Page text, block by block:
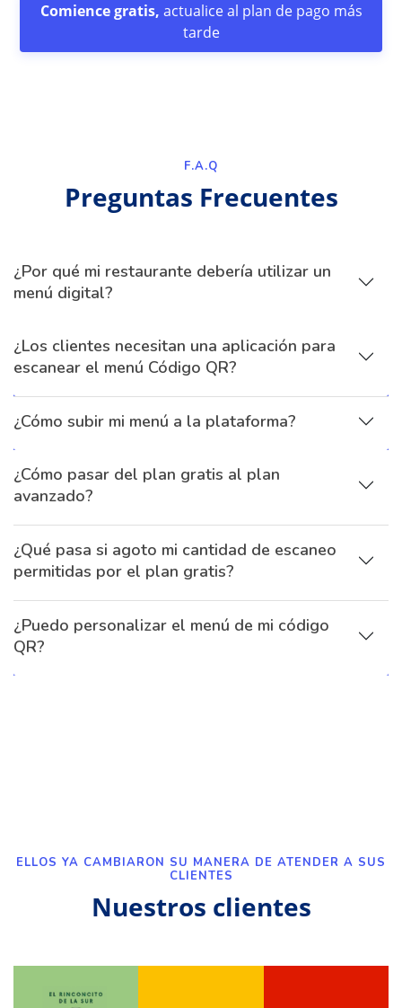
Comience gratis, actualice al plan de pago más
tarde
F.A.Q
Preguntas Frecuentes
¿Por qué mi restaurante debería utilizar un
menú digital?
¿Los clientes necesitan una aplicación para
escanear el menú Código QR?
¿Cómo subir mi menú a la plataforma?
¿Cómo pasar del plan gratis al plan
avanzado?
¿Qué pasa si agoto mi cantidad de escaneo
permitidas por el plan gratis?
¿Puedo personalizar el menú de mi código
QR?
ELLOS YA CAMBIARON SU MANERA DE ATENDER A SUS
CLIENTES
Nuestros clientes